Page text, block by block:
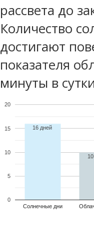
рассвета до
Количество
достигают
показателя
минуты в
Солнечные дни
0
5
10
15
20
16 дней